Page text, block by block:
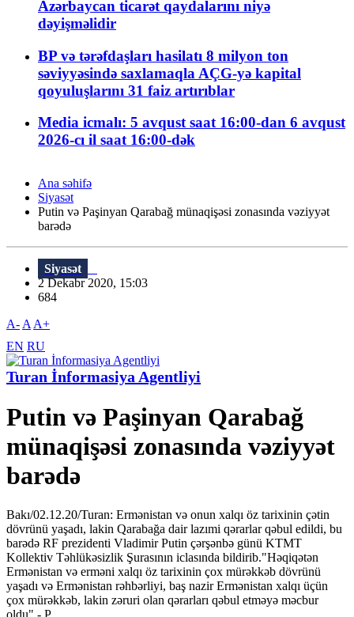
Azərbaycan ticarət qaydalarını niyə
dəyişməlidir
BP və tərəfdaşları hasilatı 8 milyon ton
səviyyəsində saxlamaqla AÇG-yə kapital
qoyuluşlarını 31 faiz artırıblar
Media icmalı: 5 avqust saat 16:00-dan 6 avqust
2026-cı il saat 16:00-dək
Ana səhifə
Siyasət
Putin və Paşinyan Qarabağ münaqişəsi zonasında vəziyyət
barədə
Siyasət
2 Dekabr 2020, 15:03
684
A- A A+
EN RU
Turan İnformasiya Agentliyi
Putin və Paşinyan Qarabağ
münaqişəsi zonasında vəziyyət
barədə
Bakı/02.12.20/Turan: Ermənistan və onun xalqı öz tarixinin çətin
dövrünü yaşadı, lakin Qarabağa dair lazımi qərarlar qəbul edildi, bu
barədə RF prezidenti Vladimir Putin çərşənbə günü KTMT
Kollektiv Təhlükəsizlik Şurasının iclasında bildirib."Həqiqətən
Ermənistan və erməni xalqı öz tarixinin çox mürəkkəb dövrünü
yaşadı və Ermənistan rəhbərliyi, baş nazir Ermənistan xalqı üçün
çox mürəkkəb, lakin zəruri olan qərarları qəbul etməyə məcbur
oldu",- P...